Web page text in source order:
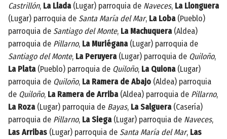
Castrillón, La Llada(Lugar) parroquia de Naveces, La Llonguera
(Lugar) parroquia de Santa María del Mar, La Loba(Pueblo)
parroquia de Santiago del Monte, La Machuquera(Aldea)
parroquia de Pillarno, La Muriégana(Lugar) parroquia de
Santiago del Monte, La Peruyera(Lugar) parroquia de Quiloño,
La Plata(Pueblo) parroquia de Quiloño, La Quiona(Lugar)
parroquia de Quiloño, La Ramera de Abajo (Aldea) parroquia
de Quiloño, La Ramera de Arriba(Aldea) parroquia de Pillarno,
La Roza(Lugar) parroquia de Bayas, La Salguera(Casería)
parroquia de Pillarno, La Siega(Lugar) parroquia de Naveces,
Las Arribas (Lugar) parroquia de Santa María del Mar, Las